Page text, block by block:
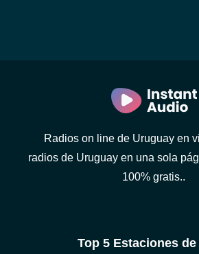
Radios on line de Uruguay en
radios de Uruguay en una sola
100% gratis..
Top 5 Estaciones